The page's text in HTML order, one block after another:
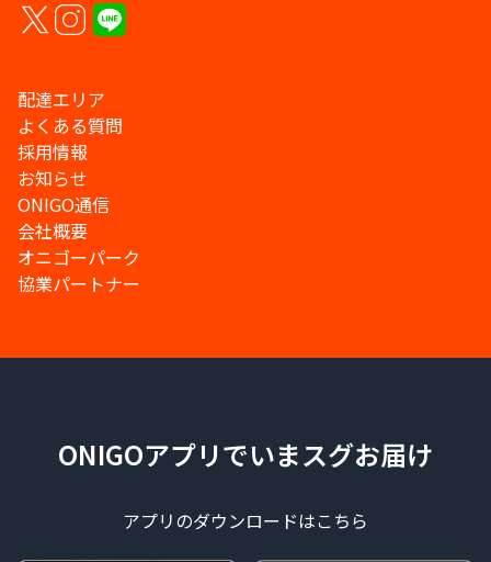
配達エリア
よくある質問
採用情報
お知らせ
ONIGO通信
会社概要
オニゴーパーク
協業パートナー
ONIGOアプリでいまスグお届け
アプリのダウンロードはこちら